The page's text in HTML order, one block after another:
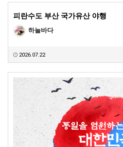
피란수도 부산 국가유산 야행
하늘바다
2026.07.22